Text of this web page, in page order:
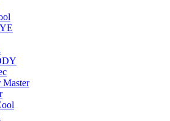
Master